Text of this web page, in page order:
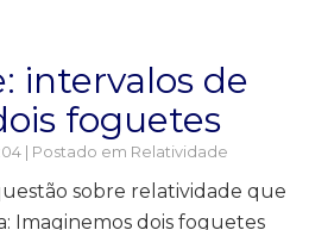
intervalos de
foguetes
| Postado em Relatividade
sobre relatividade que
Imaginemos dois foguetes